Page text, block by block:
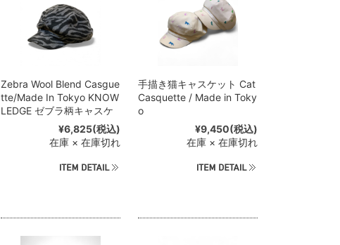
Zebra Wool Blend Casgue
tte/Made In Tokyo KNOW
LEDGE ゼブラ柄キャスケ
¥6,825(税込)
在庫 × 在庫切れ
手描き猫キャスケット Cat
Casquette / Made in Toky
o
¥9,450(税込)
在庫 × 在庫切れ